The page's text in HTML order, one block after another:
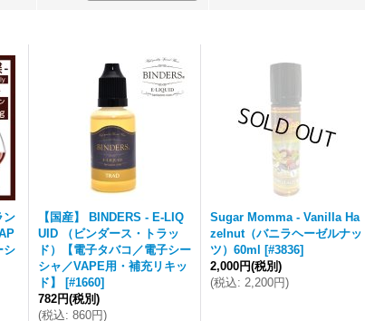
ン
シ
【国産】 BINDERS - E-LIQ
UID （ビンダース・トラッ
ド）【電子タバコ／電子シー
シャ／VAPE用・補充リキッ
ド】
[#1660]
782円(税別)
(税込: 860円)
Sugar Momma - Vanilla Ha
zelnut（バニラヘーゼルナッ
ツ）60ml
[#3836]
2,000円(税別)
(税込: 2,200円)